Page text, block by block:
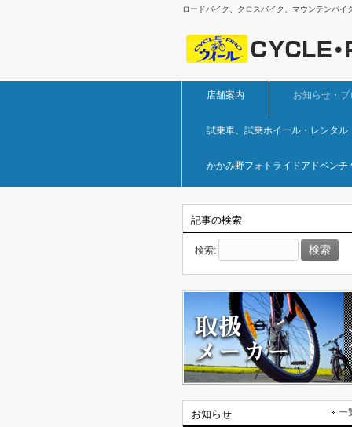
ロードバイク、クロスバイク、マウンテンバ
店舗案内 お知らせ・ブ
試乗車、試乗ホイール・レンタル
かかみ野フォトライドアドベンチ
記事の検索
検索:
お知らせ 一